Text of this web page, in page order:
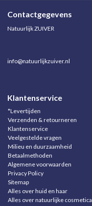
Contactgegevens
Natuurlijk ZUIVER
info@natuurlijkzuiver.nl
Klantenservice
*Levertijden
Verzenden & retourneren
Klantenservice
Veelgestelde vragen
Milieu en duurzaamheid
Betaalmethoden
Algemene voorwaarden
Privacy Policy
Sitemap
Alles over huid en haar
Alles over natuurlijke cosmetica